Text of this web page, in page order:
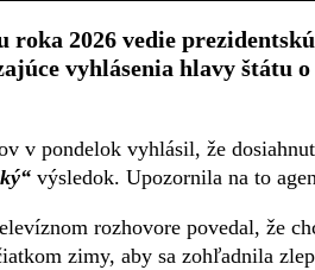
2026 vedie
vyhlásenia hlavy štátu
v pondelok vyhlásil, že
výsledok. Upozornila na to
rozhovore povedal, že
zimy, aby sa zohľadnila